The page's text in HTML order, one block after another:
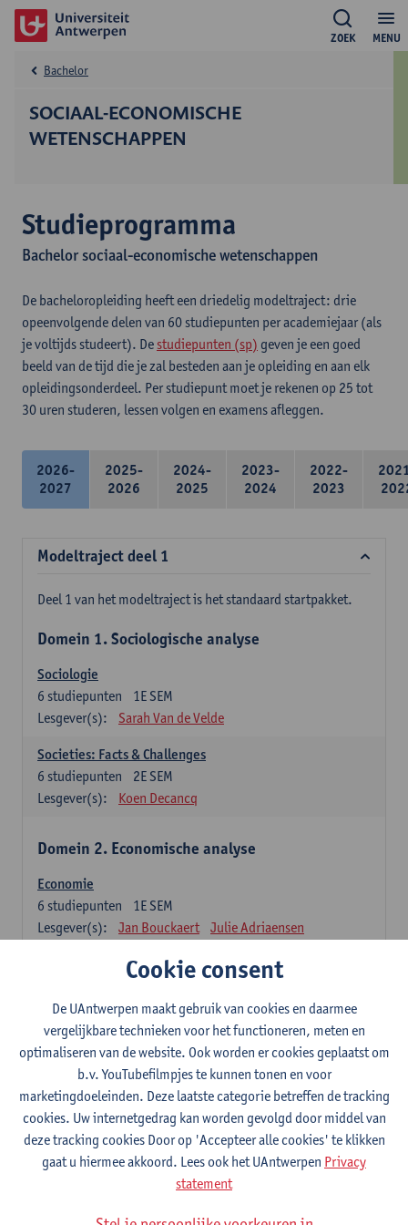
MENU
ZOEK
SOCIAAL-ECONOMISCHE
WETENSCHAPPEN
Bachelor
Studieprogramma
Bachelor sociaal-economische wetenschappen
De bacheloropleiding heeft een driedelig modeltraject: drie
opeenvolgende delen van 60 studiepunten per academiejaar (als
je voltijds studeert). De studiepunten (sp) geven je een goed
beeld van de tijd die je zal besteden aan je opleiding en aan elk
opleidingsonderdeel. Per studiepunt moet je rekenen op 25 tot
30 uren studeren, lessen volgen en examens afleggen.
2026-
2027
2025-
2026
2024-
2025
2023-
2024
2022-
2023
Modeltraject deel 1
Deel 1 van het modeltraject is het standaard startpakket.
Domein 1. Sociologische analyse
Sociologie
1E SEM
6 studiepunten
Lesgever(s):
Sarah Van de Velde
Societies: Facts & Challenges
2E SEM
6 studiepunten
Lesgever(s):
Koen Decancq
Domein 2. Economische analyse
Economie
1E SEM
6 studiepunten
Lesgever(s):
Jan Bouckaert Julie Adriaensen
Domein 3. Bedrijfseconomie
Accountancy
1E/2E SEM
6studiepunten
Lesgever(s):
Tom Van Caneghem Christine Lippens
Domein 6. Kwantitatieve methoden
Beschrijvende statistiek en kansrekenen
2E SEM
3studiepunten
Stephan Van der Veeken
Cookie consent
De UAntwerpen maakt gebruik van cookies en daarmee
vergelijkbare technieken voor het functioneren, meten en
optimaliseren van de website. Ook worden er cookies geplaatst om
b.v. YouTubefilmpjes te kunnen tonen en voor
marketingdoeleinden. Deze laatste categorie betreffen de tracking
cookies. Uw internetgedrag kan worden gevolgd door middel van
deze tracking cookies Door op 'Accepteer alle cookies' te klikken
gaat u hiermee akkoord. Lees ook het UAntwerpen Privacy
statement